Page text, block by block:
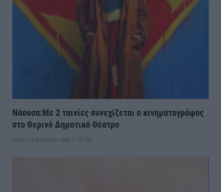
Νάουσα:Με 2 ταινίες συνεχίζεται ο κινηματογράφος
στο Θερινό Δημοτικό Θέατρο
Πέμπτη, 6 Αυγούστου 2026 11:30 ΠΜ